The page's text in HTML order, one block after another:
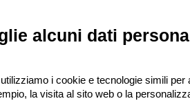
FONTI RINNOVABILI
alcuni dati
i cookie e tecnologie simili per
la visita al sito web o la